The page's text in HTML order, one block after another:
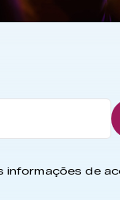
informações de